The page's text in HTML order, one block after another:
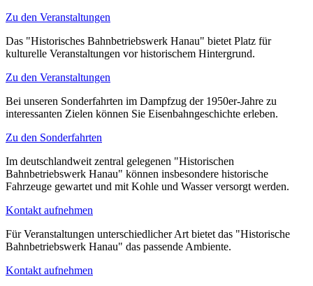
Zu den Veranstaltungen
Das "Historisches Bahnbetriebswerk Hanau" bietet Platz für
kulturelle Veranstaltungen vor historischem Hintergrund.
Zu den Veranstaltungen
Bei unseren Sonderfahrten im Dampfzug der 1950er-Jahre zu
interessanten Zielen können Sie Eisenbahngeschichte erleben.
Zu den Sonderfahrten
Im deutschlandweit zentral gelegenen "Historischen
Bahnbetriebswerk Hanau" können insbesondere historische
Fahrzeuge gewartet und mit Kohle und Wasser versorgt werden.
Kontakt aufnehmen
Für Veranstaltungen unterschiedlicher Art bietet das "Historische
Bahnbetriebswerk Hanau" das passende Ambiente.
Kontakt aufnehmen